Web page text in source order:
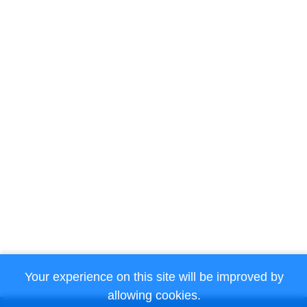
Your experience on this site will be improved by
allowing cookies.